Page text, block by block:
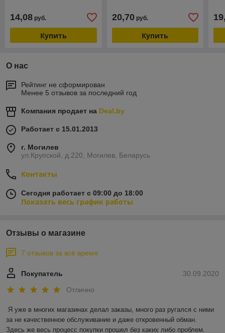
14,08 руб.
Купить
20,70руб.
Купить
О нас
Рейтинг не сформирован
Менее 5 отзывов за последний год
Компания продает на Deal.by
Работает с 15.01.2013
г. Могилев
ул.Крупской, д.220, Могилев, Беларусь
Контакты
Сегодня работает с 09:00 до 18:00
Показать весь график работы
Отзывы о магазине
7 отзывов за всё время
30.09.2020
Покупатель
Отлично
Я уже в многих магазинах делал заказы, много раз ругался с ними
за не качественное обслуживание и даже откровенный обман.
Здесь же весь процесс покупки прошел без каких либо проблем.